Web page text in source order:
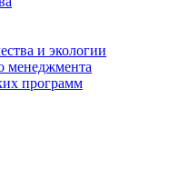
и экологии
менеджмента
программ